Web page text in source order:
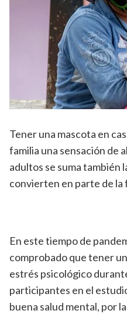
Tener una mascota en
familia una sensación de
adultos se suma también
convierten en parte de la
En este tiempo de
comprobado que tener
estrés psicológico
participantes en el
buena salud mental, por